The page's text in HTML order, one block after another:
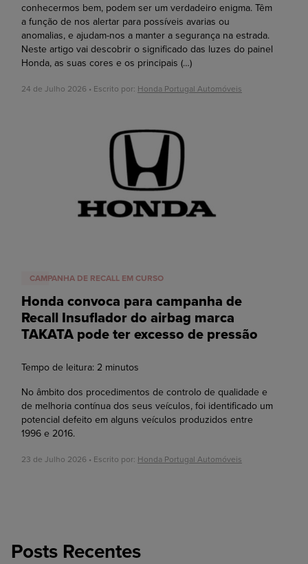
conhecermos bem, podem ser um verdadeiro enigma. Têm
a função de nos alertar para possíveis avarias ou
anomalias, e ajudam-nos a manter a segurança na estrada.
Neste artigo vai descobrir o significado das luzes do painel
Honda, as suas cores e os principais (…)
24 de Julho 2026 • Escrito por: Honda Portugal Automóveis
CAMPANHA DE RECALL EM CURSO
Honda convoca para campanha de
Recall Insuflador do airbag marca
TAKATA pode ter excesso de pressão
Tempo de leitura: 2 minutos
No âmbito dos procedimentos de controlo de qualidade e
de melhoria contínua dos seus veículos, foi identificado um
potencial defeito em alguns veículos produzidos entre
1996 e 2016.
23 de Julho 2026 • Escrito por: Honda Portugal Automóveis
Posts Recentes